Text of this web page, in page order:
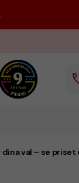
dina val – se